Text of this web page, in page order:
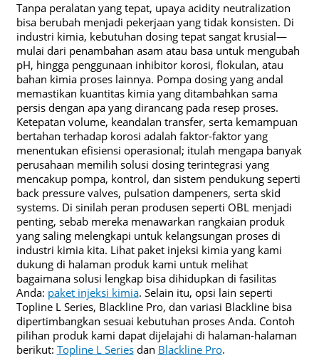
Tanpa peralatan yang tepat, upaya acidity neutralization
bisa berubah menjadi pekerjaan yang tidak konsisten. Di
industri kimia, kebutuhan dosing tepat sangat krusial—
mulai dari penambahan asam atau basa untuk mengubah
pH, hingga penggunaan inhibitor korosi, flokulan, atau
bahan kimia proses lainnya. Pompa dosing yang andal
memastikan kuantitas kimia yang ditambahkan sama
persis dengan apa yang dirancang pada resep proses.
Ketepatan volume, keandalan transfer, serta kemampuan
bertahan terhadap korosi adalah faktor-faktor yang
menentukan efisiensi operasional; itulah mengapa banyak
perusahaan memilih solusi dosing terintegrasi yang
mencakup pompa, kontrol, dan sistem pendukung seperti
back pressure valves, pulsation dampeners, serta skid
systems. Di sinilah peran produsen seperti OBL menjadi
penting, sebab mereka menawarkan rangkaian produk
yang saling melengkapi untuk kelangsungan proses di
industri kimia kita. Lihat paket injeksi kimia yang kami
dukung di halaman produk kami untuk melihat
bagaimana solusi lengkap bisa dihidupkan di fasilitas
Anda: paket injeksi kimia. Selain itu, opsi lain seperti
Topline L Series, Blackline Pro, dan variasi Blackline bisa
dipertimbangkan sesuai kebutuhan proses Anda. Contoh
pilihan produk kami dapat dijelajahi di halaman-halaman
berikut: Topline L Seriesdan Blackline Pro.